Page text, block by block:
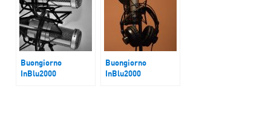
Buongiorno
InBlu2000
Buongiorno
InBlu2000